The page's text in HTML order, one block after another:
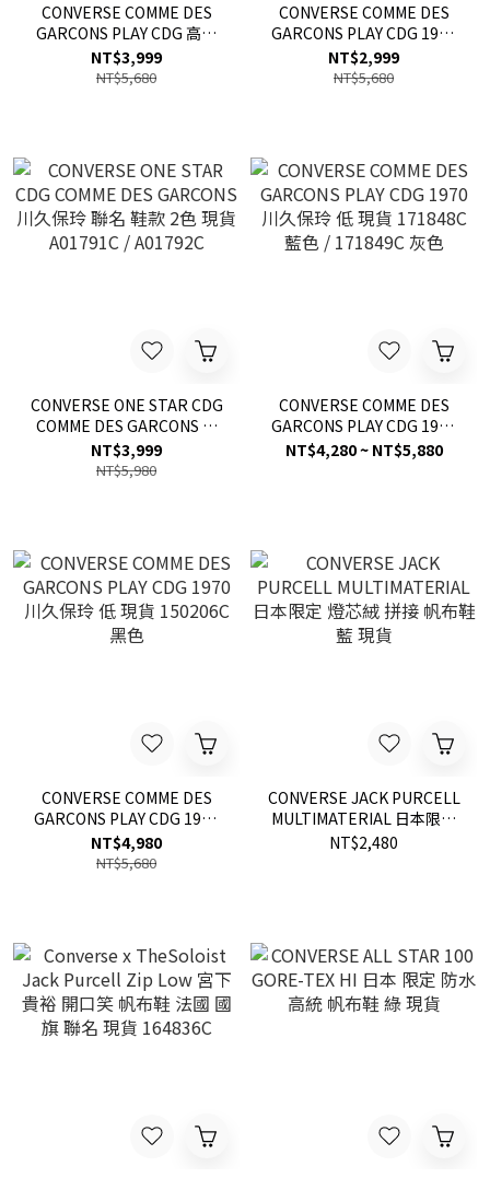
CONVERSE COMME DES
GARCONS PLAY CDG 高筒
愛心 川久保玲 150204C
NT$3,999
NT$5,680
CONVERSE COMME DES
GARCONS PLAY CDG 1970
川久保玲 低 夏日 亮綠 現貨
168302C
NT$2,999
NT$5,680
CONVERSE ONE STAR CDG
COMME DES GARCONS 川
久保玲 聯名 鞋款 2色 現貨
A01791C / A01792C
NT$3,999
NT$5,980
CONVERSE COMME DES
GARCONS PLAY CDG 1970
川久保玲 低 現貨 171848C
NT$4,280 ~ NT$5,880
CONVERSE COMME DES
GARCONS PLAY CDG 1970
川久保玲 低 現貨 150206C
黑色
NT$4,980
NT$5,680
CONVERSE JACK PURCELL
MULTIMATERIAL 日本限定
NT$2,480